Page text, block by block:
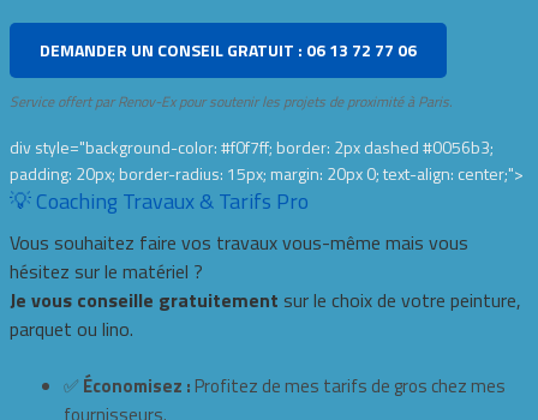
DEMANDER UN CONSEIL GRATUIT : 06 13 72 77 06
Service offert par Renov-Ex pour soutenir les projets de proximité à Paris.
div style="background-color: #f0f7ff; border: 2px dashed #0056b3;
padding: 20px; border-radius: 15px; margin: 20px 0; text-align: center;">
💡 Coaching Travaux & Tarifs Pro
Vous souhaitez faire vos travaux vous-même mais vous
hésitez sur le matériel ?
Je vous conseille gratuitement sur le choix de votre peinture,
parquet ou lino.
✅ Économisez : Profitez de mes tarifs de gros chez mes
fournisseurs.